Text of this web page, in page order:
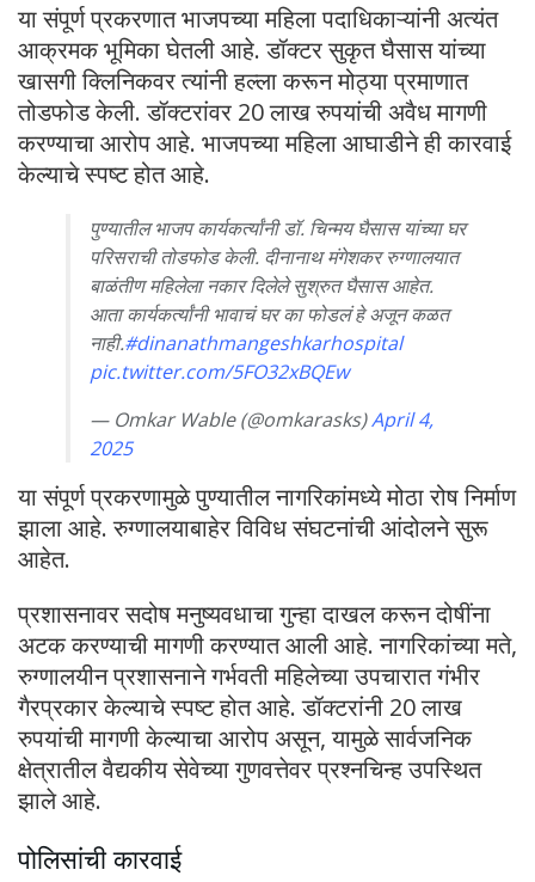
या संपूर्ण प्रकरणात भाजपच्या महिला पदाधिकाऱ्यांनी अत्यंत
आक्रमक भूमिका घेतली आहे. डॉक्टर सुकृत घैसास यांच्या
खासगी क्लिनिकवर त्यांनी हल्ला करून मोठ्या प्रमाणात
तोडफोड केली. डॉक्टरांवर 20 लाख रुपयांची अवैध मागणी
करण्याचा आरोप आहे. भाजपच्या महिला आघाडीने ही कारवाई
केल्याचे स्पष्ट होत आहे.
पुण्यातील भाजप कार्यकर्त्यांनी डॉ. चिन्मय घैसास यांच्या घर
परिसराची तोडफोड केली. दीनानाथ मंगेशकर रुग्णालयात
बाळंतीण महिलेला नकार दिलेले सुश्रुत घैसास आहेत.
आता कार्यकर्त्यांनी भावाचं घर का फोडलं हे अजून कळत
नाही.#dinanathmangeshkarhospital
pic.twitter.com/5FO32xBQEw
— Omkar Wable (@omkarasks)April 4,
2025
या संपूर्ण प्रकरणामुळे पुण्यातील नागरिकांमध्ये मोठा रोष निर्माण
झाला आहे. रुग्णालयाबाहेर विविध संघटनांची आंदोलने सुरू
आहेत.
प्रशासनावर सदोष मनुष्यवधाचा गुन्हा दाखल करून दोषींना
अटक करण्याची मागणी करण्यात आली आहे. नागरिकांच्या मते,
रुग्णालयीन प्रशासनाने गर्भवती महिलेच्या उपचारात गंभीर
गैरप्रकार केल्याचे स्पष्ट होत आहे. डॉक्टरांनी 20 लाख
रुपयांची मागणी केल्याचा आरोप असून, यामुळे सार्वजनिक
क्षेत्रातील वैद्यकीय सेवेच्या गुणवत्तेवर प्रश्नचिन्ह उपस्थित
झाले आहे.
पोलिसांची कारवाई